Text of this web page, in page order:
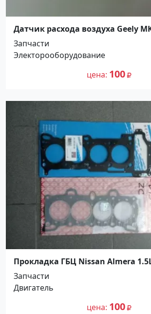
Датчик расхода воздуха Geely
Запчасти
Электорооборудование
цена 100
Прокладка ГБЦ Nissan Almera
Запчасти
Двигатель
цена 100